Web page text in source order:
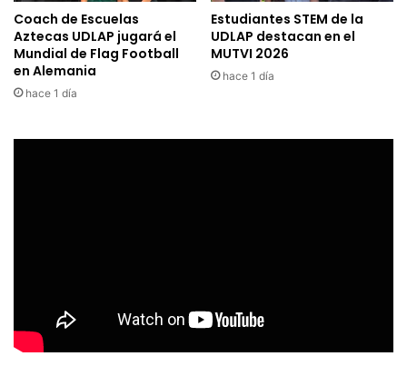
Coach de Escuelas
Aztecas UDLAP jugará el
Mundial de Flag Football
en Alemania
hace 1 día
Estudiantes STEM de la
UDLAP destacan en el
MUTVI 2026
hace 1 día